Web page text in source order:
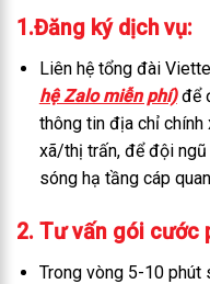
1.Đăng ký dịch vụ:
Liên hệ tổng đài
hệ Zalo miễn phí)để
thông tin địa chỉ chính
xã/thị trấn, để đội
sóng hạ tầng cáp
2. Tư vấn gói cước
Trong vòng 5-10 phút